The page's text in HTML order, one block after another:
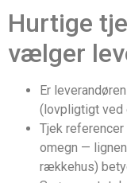
Hurtige
vælger
Er
(lovpligtigt ved
Tjek
omegn —
rækkehus)